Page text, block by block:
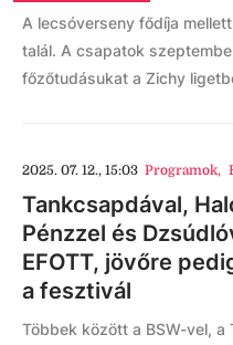
A lecsóverseny fődíja
talál. A csapatok
főzőtudásukat a Zichy
2025. 07. 12., 15:03 Programok,
Tankcsapdával,
Pénzzel és
EFOTT, jövőre
a fesztivál
Többek között a BSW-vel, a